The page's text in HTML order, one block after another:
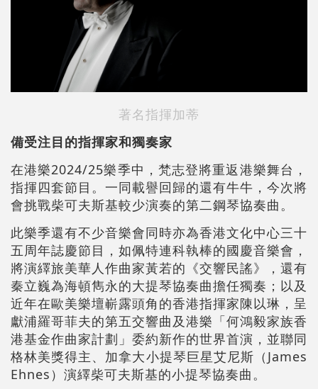
著名指揮加蒂
備受注目的指揮家和獨奏家
在港樂2024/25樂季中，梵志登將重返港樂舞台，
指揮四套節目。一同載譽回歸的還有牛牛，今次將
會挑戰柴可夫斯基較少演奏的第二鋼琴協奏曲。
此樂季還有不少音樂會同時亦為香港文化中心三十
五周年誌慶節目，如佩特連科執棒的國慶音樂會，
將演繹旅美華人作曲家黃若的《交響民謠》，還有
秦立巍為海頓雋永的大提琴協奏曲擔任獨奏；以及
近年在歐美樂壇嶄露頭角的香港指揮家陳以琳，呈
獻浦羅哥菲夫的第五交響曲及港樂「何鴻毅家族香
港基金作曲家計劃」委約新作的世界首演，並聯同
格林美獎得主、加拿大小提琴巨星艾尼斯（James
Ehnes）演繹柴可夫斯基的小提琴協奏曲。